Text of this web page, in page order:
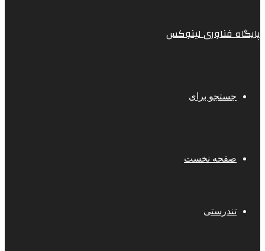
پایگاه فناوری لینوکس
جستجو برای
صفحه نخست
تندرستی